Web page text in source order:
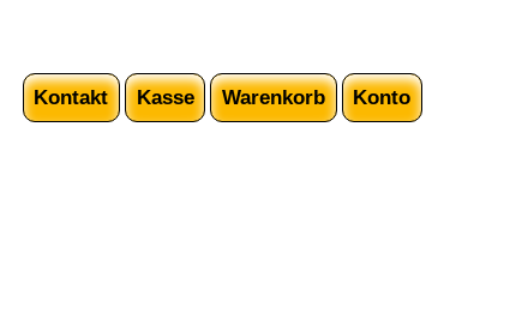
Kontakt Kasse Warenkorb Konto